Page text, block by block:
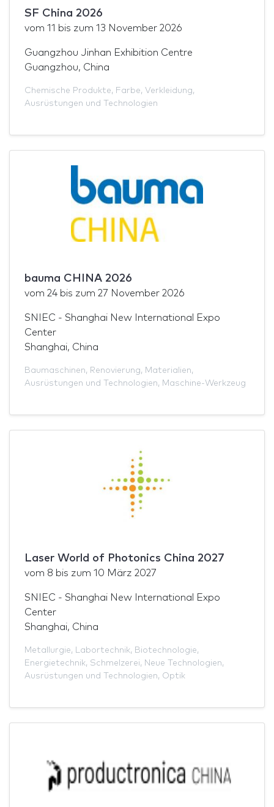
SF China 2026
vom 11 bis zum 13 November 2026
Guangzhou Jinhan Exhibition Centre
Guangzhou, China
Chemische Produkte, Farbe, Verkleidung,
Ausrüstungen und Technologien
bauma CHINA 2026
vom 24 bis zum 27 November 2026
SNIEC - Shanghai New International Expo
Center
Shanghai, China
Baumaschinen, Renovierung, Materialien,
Ausrüstungen und Technologien, Maschine-Werkzeug
Laser World of Photonics China 2027
vom 8 bis zum 10 März 2027
SNIEC - Shanghai New International Expo
Center
Shanghai, China
Metallurgie, Labortechnik, Biotechnologie,
Energietechnik, Schmelzerei, Neue Technologien,
Ausrüstungen und Technologien, Optik